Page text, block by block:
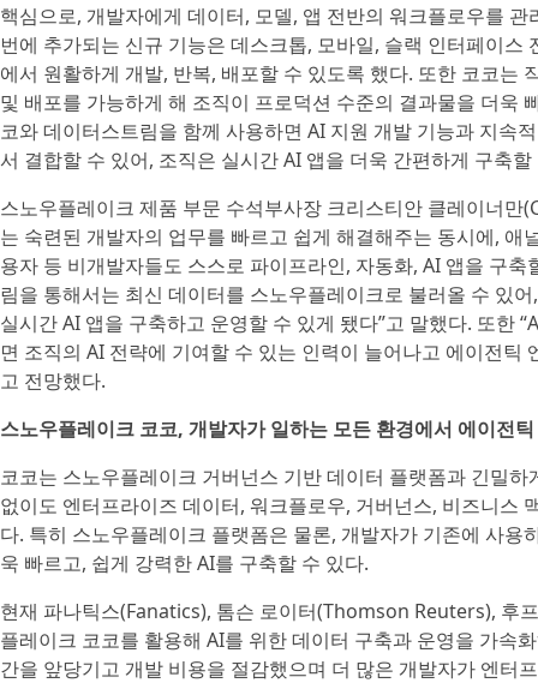
핵심으로, 개발자에게 데이터, 모델, 앱 전반의 워크플로우를
번에 추가되는 신규 기능은 데스크톱, 모바일, 슬랙 인터페이
에서 원활하게 개발, 반복, 배포할 수 있도록 했다. 또한 코코는
및 배포를 가능하게 해 조직이 프로덕션 수준의 결과물을 더욱
코와 데이터스트림을 함께 사용하면 AI 지원 개발 기능과 지속
서 결합할 수 있어, 조직은 실시간 AI 앱을 더욱 간편하게 구축할
스노우플레이크 제품 부문 수석부사장 크리스티안 클레이너
는 숙련된 개발자의 업무를 빠르고 쉽게 해결해주는 동시에,
용자 등 비개발자들도 스스로 파이프라인, 자동화, AI 앱을 구
림을 통해서는 최신 데이터를 스노우플레이크로 불러올 수 있
실시간 AI 앱을 구축하고 운영할 수 있게 됐다”고 말했다. 또한
면 조직의 AI 전략에 기여할 수 있는 인력이 늘어나고 에이전틱
고 전망했다.
스노우플레이크 코코, 개발자가 일하는 모든 환경에서 에이전
코코는 스노우플레이크 거버넌스 기반 데이터 플랫폼과 긴밀
없이도 엔터프라이즈 데이터, 워크플로우, 거버넌스, 비즈니스
다. 특히 스노우플레이크 플랫폼은 물론, 개발자가 기존에 사
욱 빠르고, 쉽게 강력한 AI를 구축할 수 있다.
현재 파나틱스(Fanatics), 톰슨 로이터(Thomson Reuters), 후
플레이크 코코를 활용해 AI를 위한 데이터 구축과 운영을 가속
간을 앞당기고 개발 비용을 절감했으며 더 많은 개발자가 엔터